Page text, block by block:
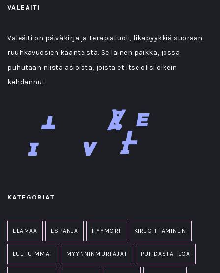
VALEÄITI
Valeäiti on päiväkirja ja terapiatuoli, likapyykkiä suoraan
ruuhkavuosien käänteistä. Sellainen paikka, jossa
puhutaan niistä asioista, joista et itse olisi oikein
kehdannut.
KATEGORIAT
ELÄMÄÄ ESPANJA HYYMÖRI KIRJOITTAMINEN
LUETUIMMAT MYYNNINMURTAJAT PUHDASTA ILOA